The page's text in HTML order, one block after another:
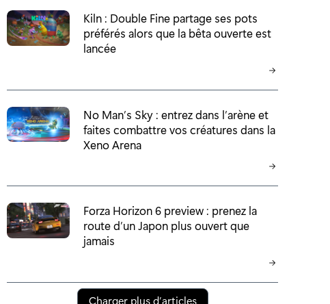
Kiln : Double Fine partage ses pots
préférés alors que la bêta ouverte est
lancée
No Man’s Sky : entrez dans l’arène et
faites combattre vos créatures dans la
Xeno Arena
Forza Horizon 6 preview : prenez la
route d’un Japon plus ouvert que
jamais
Charger plus d’articles